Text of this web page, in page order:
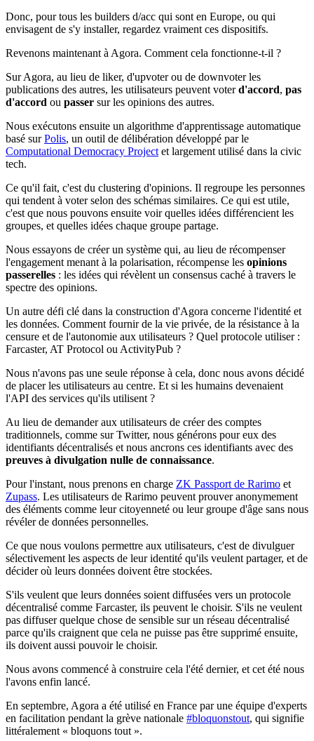
Donc, pour tous les builders d/acc qui sont en Europe, ou qui
envisagent de s'y installer, regardez vraiment ces dispositifs.
Revenons maintenant à Agora. Comment cela fonctionne-t-il ?
Sur Agora, au lieu de liker, d'upvoter ou de downvoter les
publications des autres, les utilisateurs peuvent voterd'accord, pas
d'accord ou passer sur les opinions des autres.
Nous exécutons ensuite un algorithme d'apprentissage automatique
basé surPolis, un outil de délibération développé par le
Computational Democracy Project et largement utilisé dans la civic
tech.
Ce qu'il fait, c'est du clustering d'opinions. Il regroupe les personnes
qui tendent à voter selon des schémas similaires. Ce qui est utile,
c'est que nous pouvons ensuite voir quelles idées différencient les
groupes, et quelles idées chaque groupe partage.
Nous essayons de créer un système qui, au lieu de récompenser
l'engagement menant à la polarisation, récompense les opinions
passerelles : les idées qui révèlent un consensus caché à travers le
spectre des opinions.
Un autre défi clé dans la construction d'Agora concerne l'identité et
les données. Comment fournir de la vie privée, de la résistance à la
censure et de l'autonomie aux utilisateurs ? Quel protocole utiliser :
Farcaster, AT Protocol ou ActivityPub ?
Nous n'avons pas une seule réponse à cela, donc nous avons décidé
de placer les utilisateurs au centre. Et si les humains devenaient
l'API des services qu'ils utilisent ?
Au lieu de demander aux utilisateurs de créer des comptes
traditionnels, comme sur Twitter, nous générons pour eux des
identifiants décentralisés et nous ancrons ces identifiants avec des
preuves à divulgation nulle de connaissance.
Pour l'instant, nous prenons en charge ZK Passport de Rarimo et
Zupass. Les utilisateurs de Rarimo peuvent prouver anonymement
des éléments comme leur citoyenneté ou leur groupe d'âge sans nous
révéler de données personnelles.
Ce que nous voulons permettre aux utilisateurs, c'est de divulguer
sélectivement les aspects de leur identité qu'ils veulent partager, et de
décider où leurs données doivent être stockées.
S'ils veulent que leurs données soient diffusées vers un protocole
décentralisé comme Farcaster, ils peuvent le choisir. S'ils ne veulent
pas diffuser quelque chose de sensible sur un réseau décentralisé
parce qu'ils craignent que cela ne puisse pas être supprimé ensuite,
ils doivent aussi pouvoir le choisir.
Nous avons commencé à construire cela l'été dernier, et cet été nous
l'avons enfin lancé.
En septembre, Agora a été utilisé en France par une équipe d'experts
en facilitation pendant la grève nationale #bloquonstout, qui signifie
littéralement « bloquons tout ».